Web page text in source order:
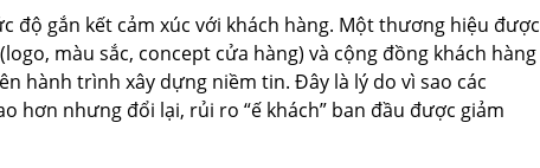
độ gắn kết cảm xúc với khách hàng. Một thương hiệu được
màu sắc, concept cửa hàng) và cộng đồng khách hàng
hành trình xây dựng niềm tin. Đây là lý do vì sao các
nhưng đổi lại, rủi ro “ế khách” ban đầu được giảm